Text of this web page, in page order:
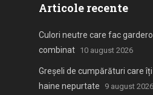
Articole recente
Culori neutre care fac
combinat 10 august 2026
Greșeli de cumpărături care
haine nepurtate
9 august 2026